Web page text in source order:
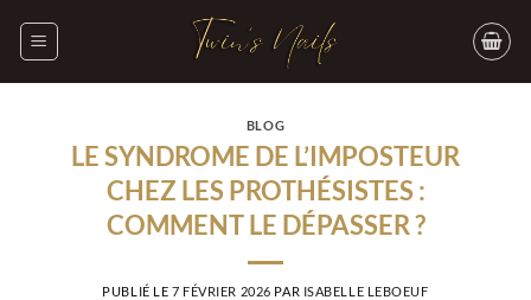
BLOG
LE SYNDROME DE L’IMPOSTEUR
CHEZ LES PROTHÉSISTES :
COMMENT LE DÉPASSER ?
PUBLIÉ LE 7 FÉVRIER 2026 PAR ISABELLE LEBOEUF